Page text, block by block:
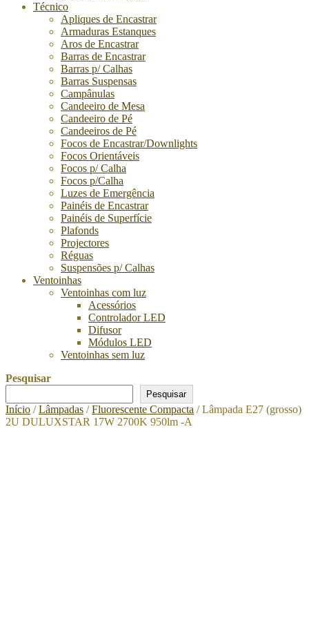
Técnico
Apliques de Encastrar
Armaduras Estanques
Aros de Encastrar
Barras de Encastrar
Barras p/ Calhas
Barras Suspensas
Campânulas
Candeeiro de Mesa
Candeeiro de Pé
Candeeiros de Pé
Focos de Encastrar/Downlights
Focos Orientáveis
Focos p/ Calha
Focos p/Calha
Luzes de Emergência
Painéis de Encastrar
Painéis de Superfície
Plafonds
Projectores
Réguas
Suspensões p/ Calhas
Ventoinhas
Ventoinhas com luz
Acessórios
Controlador LED
Difusor
Módulos LED
Ventoinhas sem luz
Pesquisar
Pesquisar
Início /Lâmpadas /Fluorescente Compacta / Lâmpada E27 (grosso)
2U DULUXSTAR 17W 2700K 950lm -A